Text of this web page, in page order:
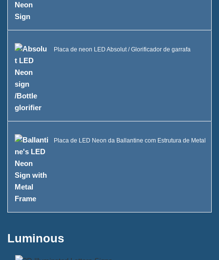
rodas Case C
Vitrine Uma Garrafa de Bebida
FAQ
Notícias
Placa de neon LED Absolut / Glorificador de garrafa
Placa de LED Neon da Ballantine com Estrutura de Metal
Luminous